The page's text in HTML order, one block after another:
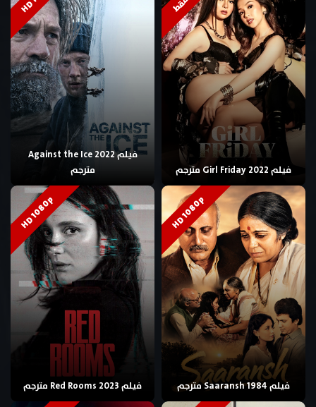
فيلم Girl Friday 2022 مترجم
فيلم Against the Ice 2022
مترجم
HD 1080p
فيلم Saaransh 1984 مترجم
HD 1080p
فيلم Red Rooms 2023 مترجم